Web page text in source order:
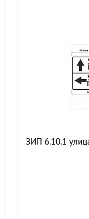
ЗИП 6.10.1